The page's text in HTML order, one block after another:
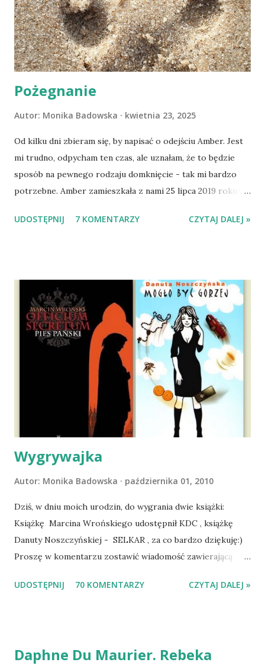
Pożegnanie
Autor: Monika Badowska kwietnia 23, 2025
Od kilku dni zbieram się, by napisać o odejściu Amber. Jest
mi trudno, odpycham ten czas, ale uznałam, że to będzie
sposób na pewnego rodzaju domknięcie - tak mi bardzo
potrzebne. Amber zamieszkała z nami 25 lipca 2019 roku.
Mazowieckim, pojechaliśmy na wizytę zapoznawczą, a kilka
wspólnego życia przeczytacie TUTAJ i TUTAJ . Gdy już
nieco okrzepliśmy w codzienności z psem, a Amber - z
ludźmi i kotami, pojawił się pomysł na wspólny jesienny
wyjazd w Beskid Niski. Zanim to jednak się stało psica miała
atak padaczki, co spowodowało, że wyjazd odwołaliśmy,
wdrożyliśmy leczenie i od nowa zaczęliśmy oswajać z nami i
wspólnym życiem zdezorientowanego chorobą psa. Udało
się ustabilizować zawirowania zdrowotne i wówczas
zaczęliśmy się cieszyć sobą wzajemnie już na 100%.
Dopier...
UDOSTĘPNIJ 7 KOMENTARZY CZYTAJ DALEJ »
Wygrywajka
Autor: Monika Badowska października 01, 2010
Dziś, w dniu moich urodzin, do wygrania dwie książki:
Książkę Marcina Wrońskiego udostępnił KDC , książkę
Danuty Noszczyńskiej - SELKAR , za co bardzo dziękuję:)
Proszę w komentarzu zostawić wiadomość zawierającą
Losowanie odbędzie się w niedzielę o 8:00. Zapraszam
UDOSTĘPNIJ 70 KOMENTARZY CZYTAJ DALEJ »
Daphne Du Maurier. Rebeka